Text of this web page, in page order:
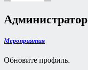
Администратор
Мероприятия
Обновите профиль.